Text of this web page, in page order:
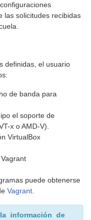
las solicitudes recibidas
definidas, el usuario
de banda para
el soporte de
x o AMD-V).
VirtualBox
puede obtenerse
Vagrant
información de